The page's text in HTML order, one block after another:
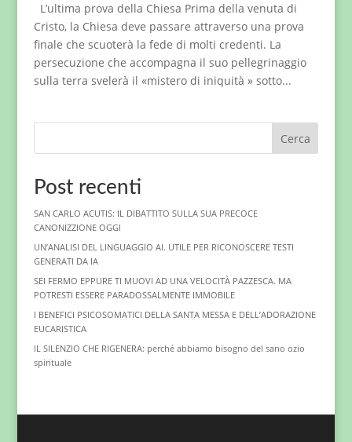
L’ultima prova della Chiesa Prima della venuta di
Cristo, la Chiesa deve passare attraverso una prova
finale che scuoterà la fede di molti credenti. La
persecuzione che accompagna il suo pellegrinaggio
sulla terra svelerà il «mistero di iniquità » sotto...
Cerca
Post recenti
SAN CARLO ACUTIS: IL DIBATTITO SULLA SUA PRECOCE
CANONIZZIONE OGGI
UN’ANALISI DEL LINGUAGGIO AI. UTILE PER RICONOSCERE TESTI
GENERATI DA IA
SEI FERMO EPPURE TI MUOVI AD UNA VELOCITÀ PAZZESCA. MA
POTRESTI ESSERE PARADOSSALMENTE IMMOBILE
I BENEFICI PSICOSOMATICI DELLA SANTA MESSA E DELL’ADORAZIONE
EUCARISTICA
IL SILENZIO CHE RIGENERA: perché abbiamo bisogno del sano ozio
spirituale